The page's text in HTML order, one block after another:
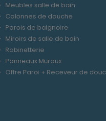
Meubles salle de bain
Colonnes de douche
Parois de baignoire
Miroirs de salle de bain
Robinetterie
Panneaux Muraux
Offre Paroi + Receveur de